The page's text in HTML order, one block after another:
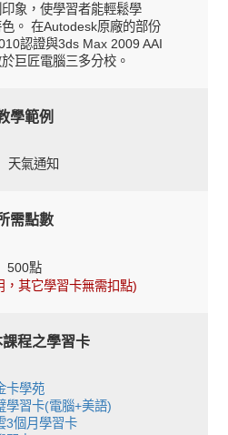
象，使學習者能輕鬆學
。 在Autodesk原廠的部份
認證與3ds Max 2009 AAI
巨匠電腦三多分校。
學範例
天氣通知
需點數
500點
，其它學習卡無需扣點)
課程之學習卡
卡學苑
學習卡(電腦+美語)
3個月學習卡